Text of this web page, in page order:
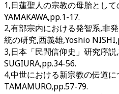
1,日蓮聖人の宗教の母胎とし
YAMAKAWA,pp.1-17.
2,有部宗内における発智系,非
統の研究,西義雄,Yoshio
3,日本「民間信仰史」研究序
SUGIURA,pp.34-56.
4,中世における新宗教の伝道
TAMAMURO,pp.57-79.